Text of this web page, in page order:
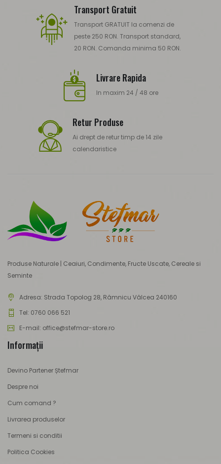
Transport Gratuit
Transport GRATUIT la comenzi de
peste 250 RON. Transport standard,
20 RON. Comanda minima 50 RON.
Livrare Rapida
In maxim 24 / 48 ore
Retur Produse
Ai drept de retur timp de 14 zile
calendaristice
Produse Naturale | Ceaiuri, Condimente, Fructe Uscate, Cereale si
Seminte
Adresa: Strada Topolog 28, Râmnicu Vâlcea 240160
Tel: 0760 066 521
E-mail: office@stefmar-store.ro
Informaţii
Devino Partener Ștefmar
Despre noi
Cum comand ?
Livrarea produselor
Termeni si conditii
Politica Cookies